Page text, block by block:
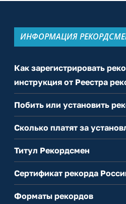
ИНФОРМАЦИЯ
Как зарегистрировать
инструкция от Реестра
Побить или установить
Сколько платят за
Титул Рекордсмен
Сертификат рекорда
Форматы рекордов